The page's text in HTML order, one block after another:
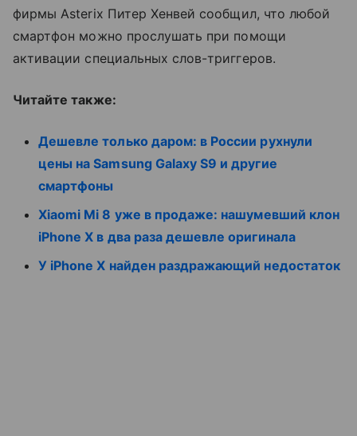
фирмы Asterix Питер Хенвей сообщил, что любой
смартфон можно прослушать при помощи
активации специальных слов-триггеров.
Читайте также:
Дешевле только даром: в России рухнули
цены на Samsung Galaxy S9 и другие
смартфоны
Xiaomi Mi 8 уже в продаже: нашумевший клон
iPhone X в два раза дешевле оригинала
У iPhone X найден раздражающий недостаток